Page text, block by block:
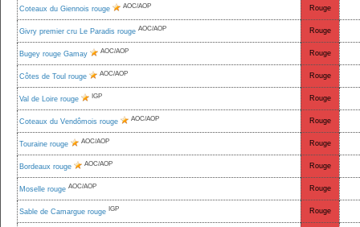
Coteaux du Giennois rouge AOC/AOP Rouge
Givry premier cru Le Paradis rouge AOC/AOP Rouge
Bugey rouge Gamay AOC/AOP Rouge
Côtes de Toul rouge AOC/AOP Rouge
Val de Loire rouge IGP Rouge
Coteaux du Vendômois rouge AOC/AOP Rouge
Touraine rouge AOC/AOP Rouge
Bordeaux rouge AOC/AOP Rouge
Moselle rouge AOC/AOP Rouge
Sable de Camargue rouge IGP Rouge